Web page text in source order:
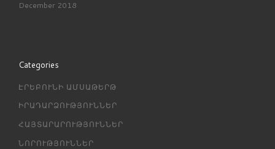
December 2018
Categories
ԷՐԵԲՈՒՆԻ ԱՄՍԱԹԵՐԹ
ԻՐԱԴԱՐՁՈՒԹՅՈՒՆՆԵՐ
ՀԱՅՏԱՐԱՐՈՒԹՅՈՒՆՆԵՐ
ՆՈՐՈՒԹՅՈՒՆՆԵՐ